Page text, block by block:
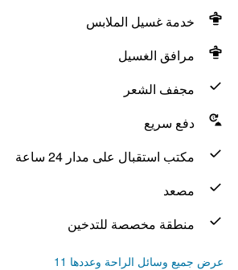
خدمة غسيل الملابس
مرافق الغسيل
مجفف الشعر
دفع سريع
مكتب استقبال على مدار 24 ساعة
مصعد
منطقة مخصصة للتدخين
عرض جميع وسائل الراحة وعددها 11